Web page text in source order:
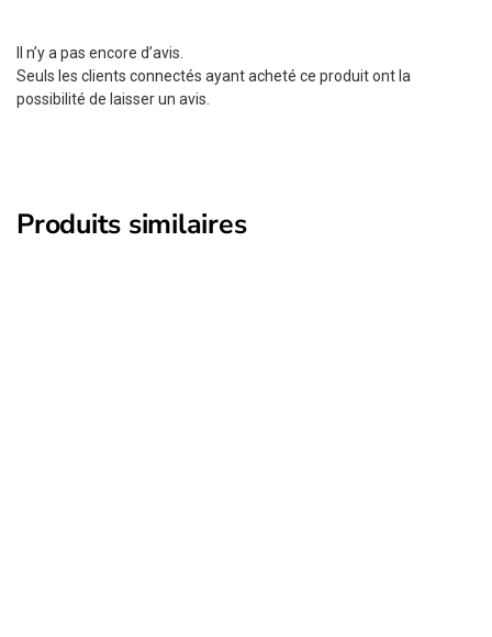
Il n’y a pas encore d’avis.
Seuls les clients connectés ayant acheté ce produit ont la
possibilité de laisser un avis.
Produits similaires